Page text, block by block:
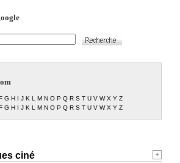
G H I J K L M N O P Q R S T U V W X Y Z
G H I J K L M N O P Q R S T U V W X Y Z
ciné